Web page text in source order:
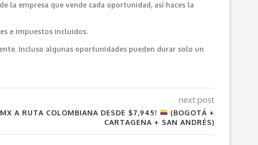
la empresa que vende cada oportunidad, así haces la
e impuestos incluidos.
Incluso algunas oportunidades pueden durar solo un
next post
A RUTA COLOMBIANA DESDE $7,945!
(BOGOTÁ +
CARTAGENA + SAN ANDRÉS)